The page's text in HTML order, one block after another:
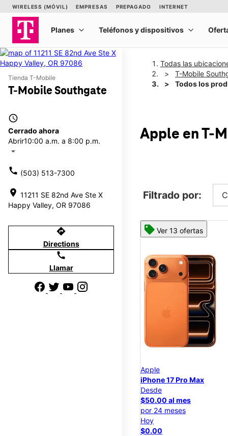
Tienda T-Mobile
T-Mobile Southgate
access_time
Cerrado ahora
Abrir10:00 a.m. a 8:00 p.m.
arrow_drop_down
call (503) 513-7300
location_on 11211 SE 82nd Ave Ste X
Happy Valley, OR 97086
directions
Directions
call
Llamar
Todas las
T-Mobile
Todos los
Apple en T-
Filtrado por:
Ver 13 ofertas
Apple
iPhone 17 Pro Max
Desde
$50.00 al mes
por 24 meses
Hoy
$0.00